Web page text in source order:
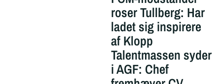
roser Tullberg: Har
ladet sig inspirere
af Klopp
Talentmassen syder
i AGF: Chef